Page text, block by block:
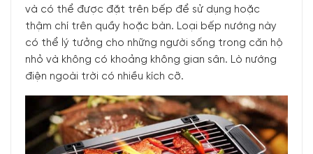
và có thể được đặt trên bếp để sử dụng hoặc
thậm chí trên quầy hoặc bàn. Loại bếp nướng này
có thể lý tưởng cho những người sống trong căn hộ
nhỏ và không có khoảng không gian sân. Lò nướng
điện ngoài trời có nhiều kích cỡ.